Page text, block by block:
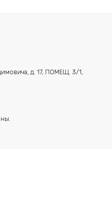
д. 17, ПОМЕЩ. 3/1,